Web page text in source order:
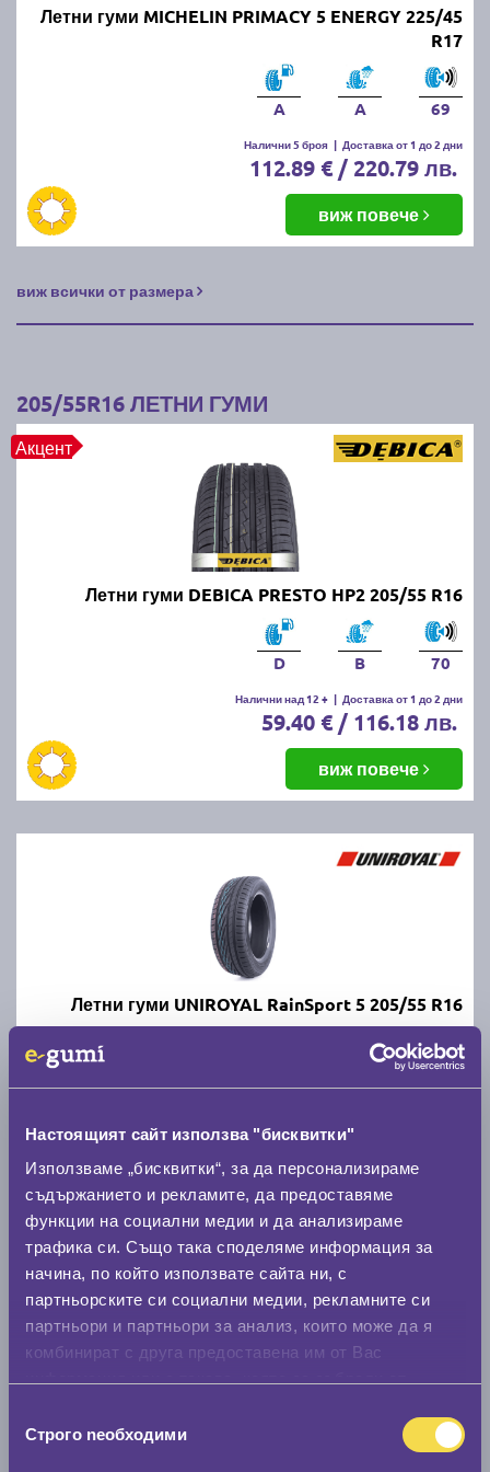
Настоящият сайт използва "бисквитки"
Използваме „бисквитки“, за да персонализираме
съдържанието и рекламите, да предоставяме
функции на социални медии и да анализираме
трафика си. Също така споделяме информация за
начина, по който използвате сайта ни, с
партньорските си социални медии, рекламните си
партньори и партньори за анализ, които може да я
комбинират с друга предоставена им от Вас
наСтрого nеобходими
Летни гуми MICHELIN PRIMACY 5 ENERGY 225/45
R17
A A 69
Налични 5 броя | Доставка от 1 до 2 дни
112.89 € / 220.79 лв.
виж повече
виж всички от размера
205/55R16 ЛЕТНИ ГУМИ
Акцент
Летни гуми DEBICA PRESTO HP2 205/55 R16
D B 70
Налични над 12 + | Доставка от 1 до 2 дни
59.40 € / 116.18 лв.
виж повече
Летни гуми UNIROYAL RainSport 5 205/55 R16
71
63.49 € / 124.18 лв.
виж повече
Летни гуми MATADOR Hectorra 5 205/55 R16